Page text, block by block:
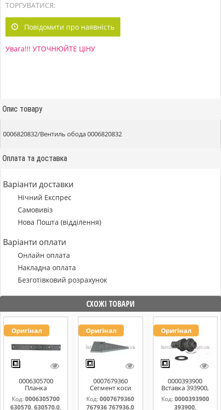
ТОРГУВАТИСЯ:
Повідомити про наявність
Увага!!! УТОЧНЮЙТЕ ЦІНУ
Опис товару
0006820832/Вентиль обода 0006820832
Оплата та доставка
Варіанти доставки
Нічний Експрес
Самовивіз
Нова Пошта (відділення)
Варіанти оплати
Онлайн оплата
Накладна оплата
Безготівковий розрахунок
СХОЖІ ТОВАРИ
Оригінал
0006305700
Планка
направляюча
630570, 630570.0,
Код:0006305700
630570, 630570.0,
Оригінал
0007679360
Сегмент коси
767936 767936.0
767976.1
Код: 0007679360
767936 767936.0
Оригінал
0000393900
Вставка 393900,
0000393900
Код:0000393900
393900,